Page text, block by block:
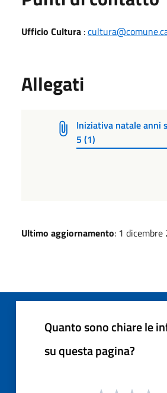
Ufficio Cultura :
Allegati
Iniziativa natale anni
5 (1)
Ultimo aggiornamento: 1
Quanto sono chiare le
su questa pagina?